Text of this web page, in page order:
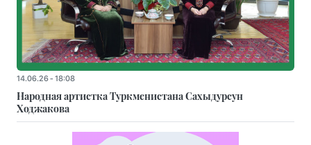
14.06.26 - 18:08
Народная артистка Туркменистана Сахыдурсун
Ходжакова